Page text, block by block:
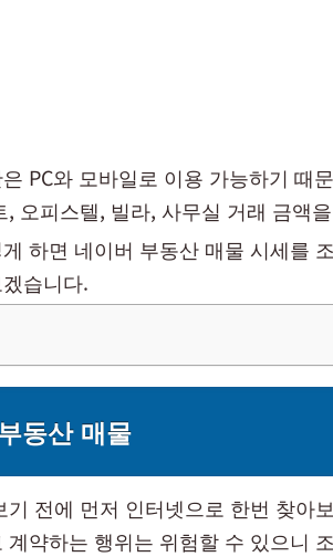
PC와 모바일로 이용 가능하기 때
, 오피스텔, 빌라, 사무실 거래 금액
하면 네이버 부동산 매물 시세를
습니다.
동산 매물
기 전에 먼저 인터넷으로 한번 찾아
계약하는 행위는 위험할 수 있으니